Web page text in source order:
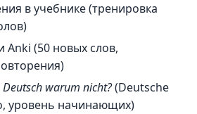
в учебнике (тренировка
Anki (50 новых слов,
Deutsch warum nicht?(Deutsche
уровень начинающих)